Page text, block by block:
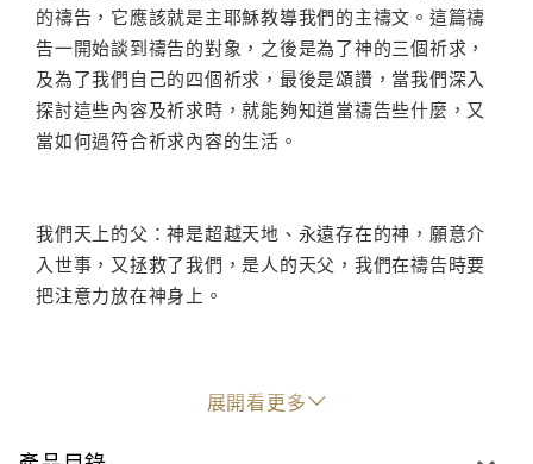
的禱告，它應該就是主耶穌教導我們的主禱文。這篇禱
告一開始談到禱告的對象，之後是為了神的三個祈求，
及為了我們自己的四個祈求，最後是頌讚，當我們深入
探討這些內容及祈求時，就能夠知道當禱告些什麼，又
當如何過符合祈求內容的生活。
我們天上的父：神是超越天地、永遠存在的神，願意介
入世事，又拯救了我們，是人的天父，我們在禱告時要
把注意力放在神身上。
願人們都尊崇你的聖名：神的名在世上就代表神。在至
高偉大的神面前我們要自覺卑賤，只能懇切仰望神的恩
典。全然倚靠神的人才能全然順服神，我們在祈願時也
展開看更多